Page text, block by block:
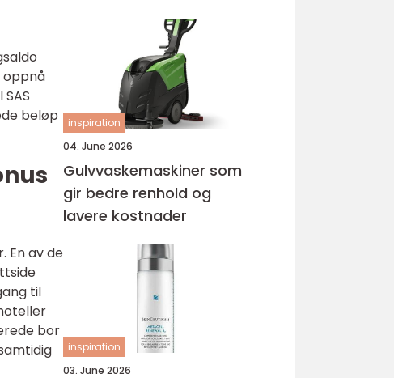
oppnå
beløp
En av de
til
bor
inspiration
04. June 2026
Gulvvaskemaskiner som
gir bedre renhold og
lavere kostnader
inspiration
03. June 2026